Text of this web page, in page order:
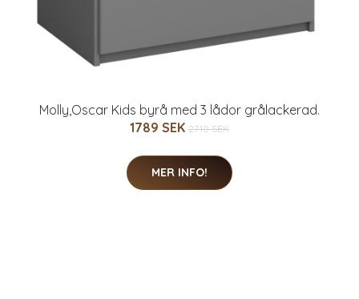
Molly,Oscar Kids byrå med 3 lådor grålackerad.
1789 SEK 2710 SEK
MER INFO!